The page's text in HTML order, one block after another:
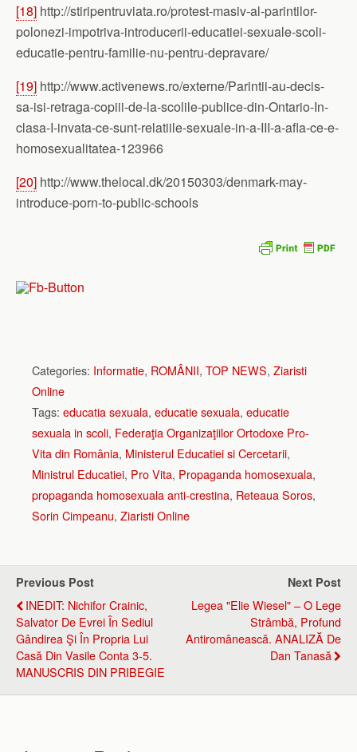
[18] http://stiripentruviata.ro/protest-masiv-al-parintilor-
polonezi-impotriva-introducerii-educatiei-sexuale-scoli-
educatie-pentru-familie-nu-pentru-depravare/
[19] http://www.activenews.ro/externe/Parintii-au-decis-
sa-isi-retraga-copiii-de-la-scolile-publice-din-Ontario-In-
clasa-I-invata-ce-sunt-relatiile-sexuale-in-a-III-a-afla-ce-e-
homosexualitatea-123966
[20] http://www.thelocal.dk/20150303/denmark-may-
introduce-porn-to-public-schools
Categories: Informatie, ROMÂNII, TOP NEWS, Ziaristi
Online
Tags: educatia sexuala, educatie sexuala, educatie
sexuala in scoli, Federaţia Organizaţiilor Ortodoxe Pro-
Vita din România, Ministerul Educatiei si Cercetarii,
Ministrul Educatiei, Pro Vita, Propaganda homosexuala,
propaganda homosexuala anti-crestina, Reteaua Soros,
Sorin Cimpeanu, Ziaristi Online
Previous Post
INEDIT: Nichifor Crainic,
Salvator De Evrei În Sediul
Gândirea Şi În Propria Lui
Casă Din Vasile Conta 3-5.
MANUSCRIS DIN PRIBEGIE
Next Post
Legea "Elie Wiesel" – O Lege
Strâmbă, Profund
Antiromânească. ANALIZĂ De
Dan Tanasă